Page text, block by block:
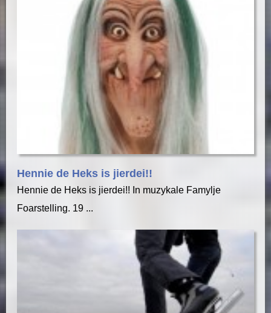
Hennie de Heks is jierdei!!
Hennie de Heks is jierdei!! In muzykale Famylje
Foarstelling. 19 ...